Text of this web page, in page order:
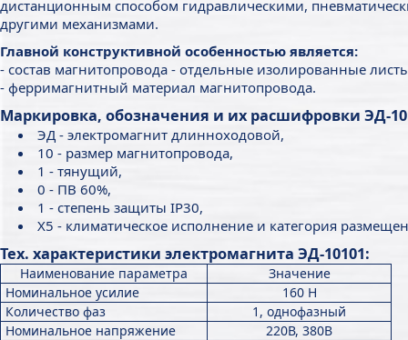
дистанционным способом гидравлическими,
другими механизмами.
Главной конструктивной особенностью является:
- состав магнитопровода - отдельные изолированные
- ферримагнитный материал магнитопровода.
Маркировка, обозначения и их расшифровки ЭД-
ЭД - электромагнит длинноходовой,
10 - размер магнитопровода,
1 - тянущий,
0 - ПВ 60%,
1 - степень защиты IP30,
Х5 - климатическое исполнение и категория
Тех. характеристики электромагнита ЭД-10101:
Наименование параметра
Значение
Номинальное усилие
160 Н
Количество фаз
1, однофазный
Номинальное напряжение
220В, 380В